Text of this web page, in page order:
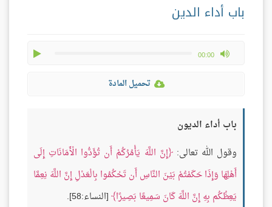
باب أداء الدين
00:00
max volume
تحميل المادة
باب أداء الديون
وقول الله تعالى: إِنَّ اللَّهَ يَأْمُرُكُمْ أَن تُؤَدُّوا الْأَمَانَاتِ إِلَى
أَهْلِهَا وَإِذَا حَكَمْتُمْ بَيْنَ النَّاسِ أَن تَحْكُمُوا بِالْعَدْلِ إِنَّ اللَّهَ نِعِمَّا
يَعِظُكُم بِهِ إِنَّ اللَّهَ كَانَ سَمِيعًا بَصِيرًا [النساء:58].